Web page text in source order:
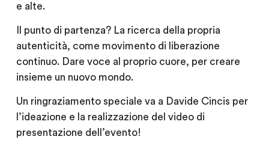
e alte.
Il punto di partenza? La ricerca della propria
autenticità, come movimento di liberazione
continuo. Dare voce al proprio cuore, per creare
insieme un nuovo mondo.
Un ringraziamento speciale va a Davide Cincis per
l’ideazione e la realizzazione del video di
presentazione dell’evento!